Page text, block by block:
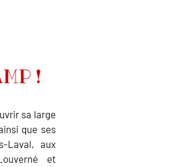
!
sa large
que ses
Laval, aux
et